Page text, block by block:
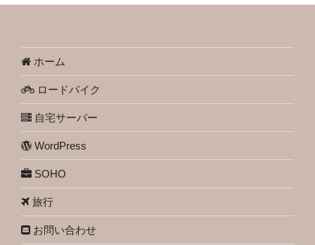
ホーム
ロードバイク
自宅サーバー
WordPress
SOHO
旅行
お問い合わせ